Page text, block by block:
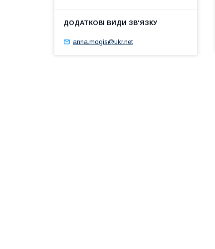
anna.mogis@ukr.net